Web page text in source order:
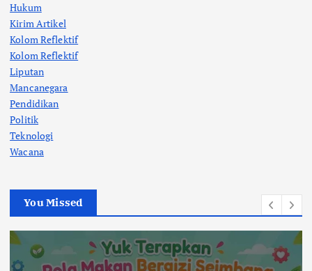
Hukum
Kirim Artikel
Kolom Reflektif
Kolom Reflektif
Liputan
Mancanegara
Pendidikan
Politik
Teknologi
Wacana
You Missed